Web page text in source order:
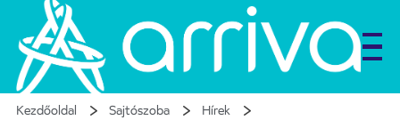
Kezdőoldal Sajtószoba Hírek